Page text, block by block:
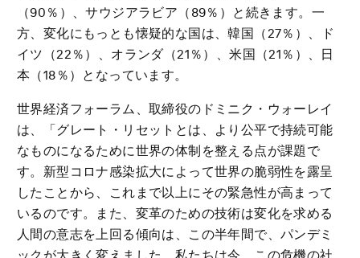
（90％）、サウジアラビア（89％）と続きます。一
方、変化にもっとも懐疑的な国は、韓国（27％）、ド
イツ（22％）、オランダ（21％）、米国（21％）、日
本（18％）となっています。
世界経済フォーラム、取締役のドミニク・ウォーレイ
は、「グレート・リセットとは、より公平で持続可能
なものになるために世界の体制を整える点が課題で
す。新型コロナ感染拡大によって世界の脆弱性を露呈
したことから、これまで以上にその緊急性が高まって
いるのです。また、変革のための技術は変化を求める
人間の意志を上回る傾向は、この半年間で、パンデミ